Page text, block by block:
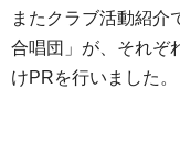
またクラブ活動紹介
合唱団」が、それぞ
けPRを行いました。